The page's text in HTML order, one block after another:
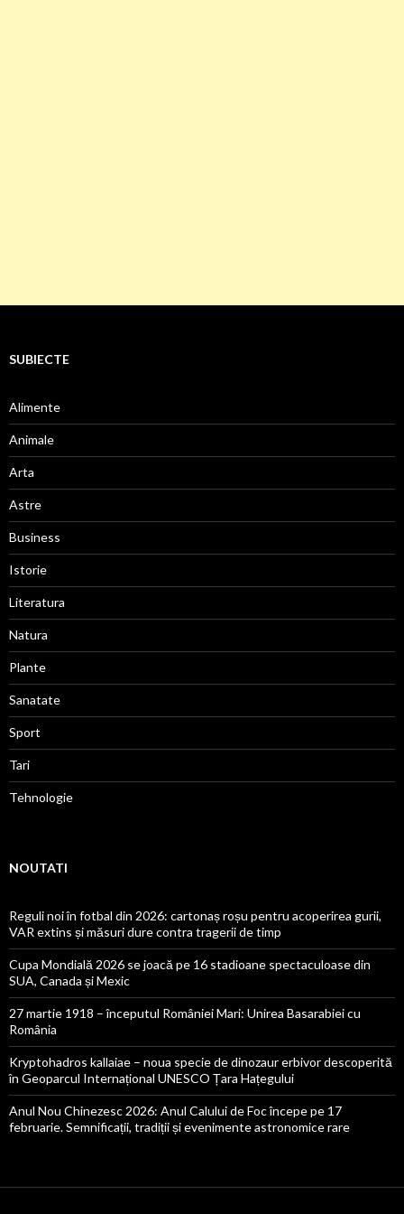
SUBIECTE
Alimente
Animale
Arta
Astre
Business
Istorie
Literatura
Natura
Plante
Sanatate
Sport
Tari
Tehnologie
NOUTATI
Reguli noi în fotbal din 2026: cartonaș roșu pentru acoperirea gurii,
VAR extins și măsuri dure contra tragerii de timp
Cupa Mondială 2026 se joacă pe 16 stadioane spectaculoase din
SUA, Canada și Mexic
27 martie 1918 – începutul României Mari: Unirea Basarabiei cu
România
Kryptohadros kallaiae – noua specie de dinozaur erbivor descoperită
în Geoparcul Internațional UNESCO Țara Hațegului
Anul Nou Chinezesc 2026: Anul Calului de Foc începe pe 17
februarie. Semnificații, tradiții și evenimente astronomice rare